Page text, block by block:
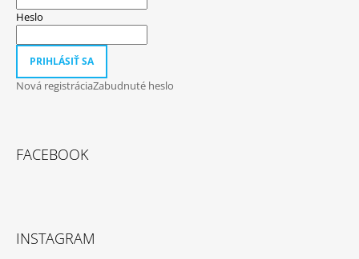
Heslo
PRIHLÁSIŤ SA
Nová registráciaZabudnuté heslo
FACEBOOK
INSTAGRAM